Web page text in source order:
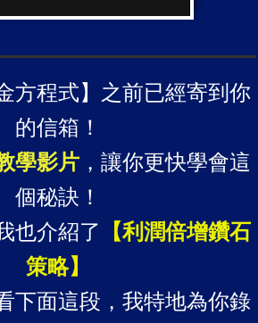
方程式】之前已經​寄到你​
的信箱！
學影片 ，讓你更快學會這
個秘訣！
也介紹了
【利潤倍增鑽石
策略】
下面這段，我特地為你錄